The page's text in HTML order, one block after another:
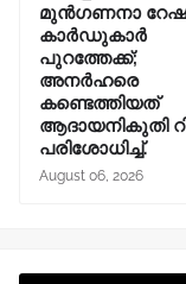
മുൻഗണനാ
കാർഡുകാർ
പുറത്തേക്ക്;
അനർഹരെ
കണ്ടെത്തിയത്
ആദായനികുതി
പരിശോധിച്ച്.
August 06, 2026